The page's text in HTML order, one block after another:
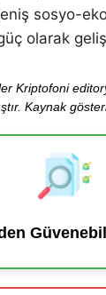
sosyo-
olarak
Kriptofoni
Kaynak